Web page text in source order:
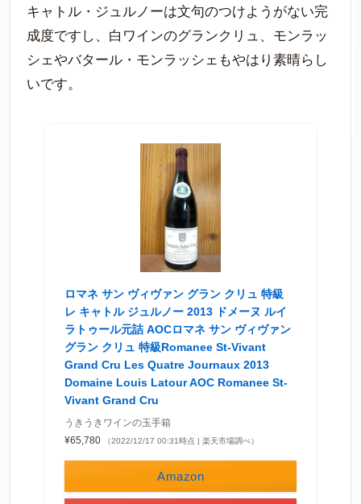
キャトル・ジュルノーは文句のつけようがない完
成度ですし、白ワインのグランクリュ、モンラッ
シェやバタール・モンラッシェもやはり素晴らし
いです。
ロマネ サン ヴィヴァン グラン クリュ 特級
レ キャトル ジュルノー 2013 ドメーヌ ルイ
ラトゥール元詰 AOCロマネ サン ヴィヴァン
グラン クリュ 特級Romanee St-Vivant
Grand Cru Les Quatre Journaux 2013
Domaine Louis Latour AOC Romanee St-
Vivant Grand Cru
うきうきワインの玉手箱
¥65,780
（2022/12/17 00:31時点 | 楽天市場調べ）
Amazon